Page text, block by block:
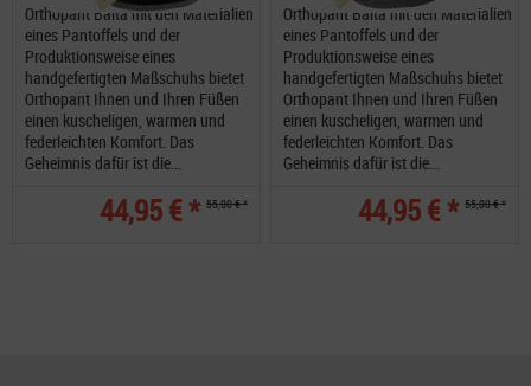
Orthopant Baita mit den Materialien
eines Pantoffels und der
Produktionsweise eines
handgefertigten Maßschuhs bietet
Orthopant Ihnen und Ihren Füßen
einen kuscheligen, warmen und
federleichten Komfort. Das
Geheimnis dafür ist die...
44,95 € * 55,00 € *
Orthopant Baita mit den Materialien
eines Pantoffels und der
Produktionsweise eines
handgefertigten Maßschuhs bietet
Orthopant Ihnen und Ihren Füßen
einen kuscheligen, warmen und
federleichten Komfort. Das
Geheimnis dafür ist die...
44,95 € * 55,00 € *